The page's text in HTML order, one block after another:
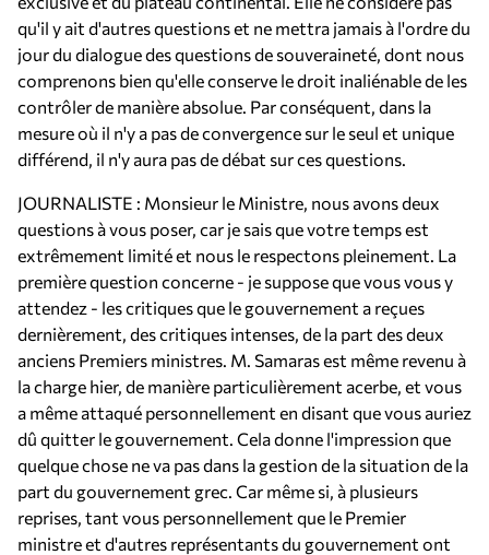
qu'il y ait d'autres questions et ne mettra jamais à l'ordre du
jour du dialogue des questions de souveraineté, dont nous
comprenons bien qu'elle conserve le droit inaliénable de les
contrôler de manière absolue. Par conséquent, dans la
mesure où il n'y a pas de convergence sur le seul et unique
différend, il n'y aura pas de débat sur ces questions.
JOURNALISTE : Monsieur le Ministre, nous avons deux
questions à vous poser, car je sais que votre temps est
extrêmement limité et nous le respectons pleinement. La
première question concerne - je suppose que vous vous y
attendez - les critiques que le gouvernement a reçues
dernièrement, des critiques intenses, de la part des deux
anciens Premiers ministres. M. Samaras est même revenu à
la charge hier, de manière particulièrement acerbe, et vous
a même attaqué personnellement en disant que vous auriez
dû quitter le gouvernement. Cela donne l'impression que
quelque chose ne va pas dans la gestion de la situation de la
part du gouvernement grec. Car même si, à plusieurs
reprises, tant vous personnellement que le Premier
ministre et d'autres représentants du gouvernement ont